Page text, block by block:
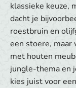
klassieke keuze,
dacht je
roestbruin en
een stoere, maar
met houten
jungle-thema en
kies juist voor